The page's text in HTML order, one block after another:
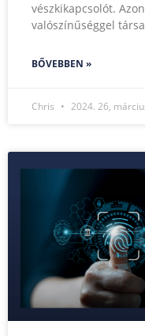
vészkikapcsolót.
valószínűséggel
BŐVEBBEN »
Chris 2024. 26,